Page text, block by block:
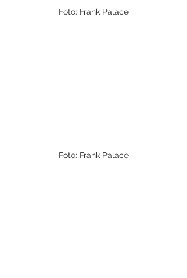
Foto: Frank Palace
Foto: Frank Palace